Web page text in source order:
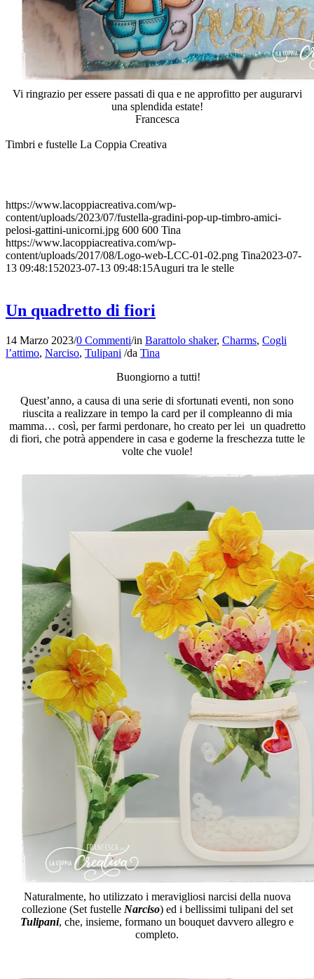
Vi ringrazio per essere passati di qua e ne approfitto per augurarvi
una splendida estate!
Francesca
Timbri e fustelle La Coppia Creativa
https://www.lacoppiacreativa.com/wp-
content/uploads/2023/07/fustella-gradini-pop-up-timbro-amici-
pelosi-gattini-unicorni.jpg 600 600 Tina
https://www.lacoppiacreativa.com/wp-
content/uploads/2017/08/Logo-web-LCC-01-02.png Tina2023-07-
13 09:48:152023-07-13 09:48:15Auguri tra le stelle
Un quadretto di fiori
14 Marzo 2023/0 Commenti/in Barattolo shaker, Charms, Cogli
l’attimo, Narciso, Tulipani /da Tina
Buongiorno a tutti!
Quest’anno, a causa di una serie di sfortunati eventi, non sono
riuscita a realizzare in tempo la card per il compleanno di mia
mamma… così, per farmi perdonare, ho creato per lei un quadretto
di fiori, che potrà appendere in casa e goderne la freschezza tutte le
volte che vuole!
Naturalmente, ho utilizzato i meravigliosi narcisi della nuova
collezione (Set fustelle Narciso) ed i bellissimi tulipani del set
Tulipani, che, insieme, formano un bouquet davvero allegro e
completo.